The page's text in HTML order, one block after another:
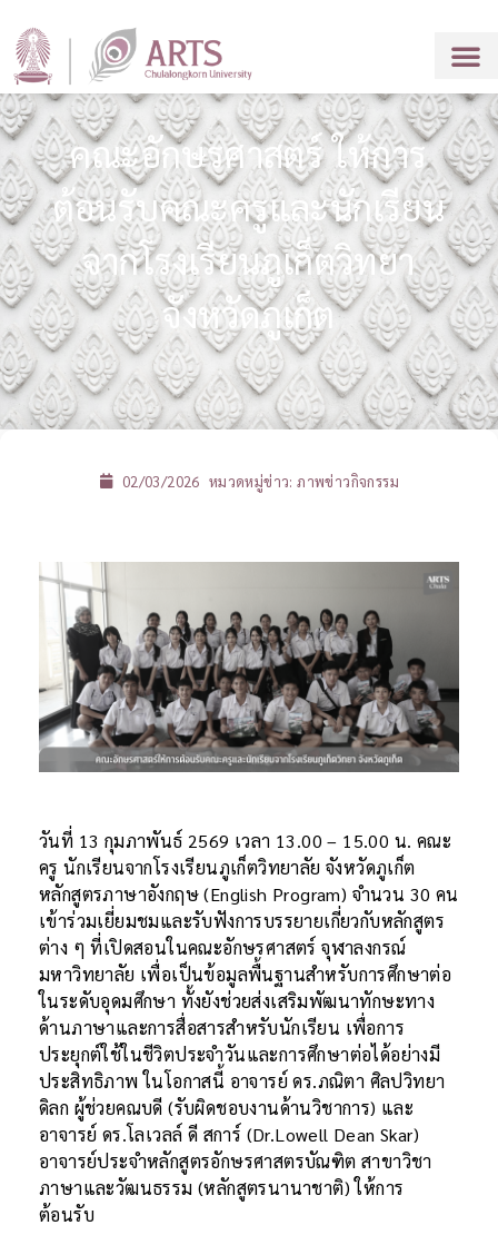
คณะอักษรศาสตร์ ให้การ
ต้อนรับคณะครูและนักเรียน
จากโรงเรียนภูเก็ตวิทยา
จังหวัดภูเก็ต
02/03/2026 หมวดหมู่ข่าว:ภาพข่าวกิจกรรม
วันที่ 13 กุมภาพันธ์ 2569 เวลา 13.00 – 15.00 น. คณะ
ครู นักเรียนจากโรงเรียนภูเก็ตวิทยาลัย จังหวัดภูเก็ต
หลักสูตรภาษาอังกฤษ (English Program) จำนวน 30 คน
เข้าร่วมเยี่ยมชมและรับฟังการบรรยายเกี่ยวกับหลักสูตร
ต่าง ๆ ที่เปิดสอนในคณะอักษรศาสตร์ จุฬาลงกรณ์
มหาวิทยาลัย เพื่อเป็นข้อมูลพื้นฐานสำหรับการศึกษาต่อ
ในระดับอุดมศึกษา ทั้งยังช่วยส่งเสริมพัฒนาทักษะทาง
ด้านภาษาและการสื่อสารสำหรับนักเรียน เพื่อการ
ประยุกต์ใช้ในชีวิตประจำวันและการศึกษาต่อได้อย่างมี
ประสิทธิภาพ ในโอกาสนี้ อาจารย์ ดร.ภณิตา ศิลปวิทยา
ดิลก ผู้ช่วยคณบดี (รับผิดชอบงานด้านวิชาการ) และ
อาจารย์ ดร.โลเวลล์ ดี สการ์ (Dr.Lowell Dean Skar)
อาจารย์ประจำหลักสูตรอักษรศาสตรบัณฑิต สาขาวิชา
ภาษาและวัฒนธรรม (หลักสูตรนานาชาติ) ให้การ
ต้อนรับ